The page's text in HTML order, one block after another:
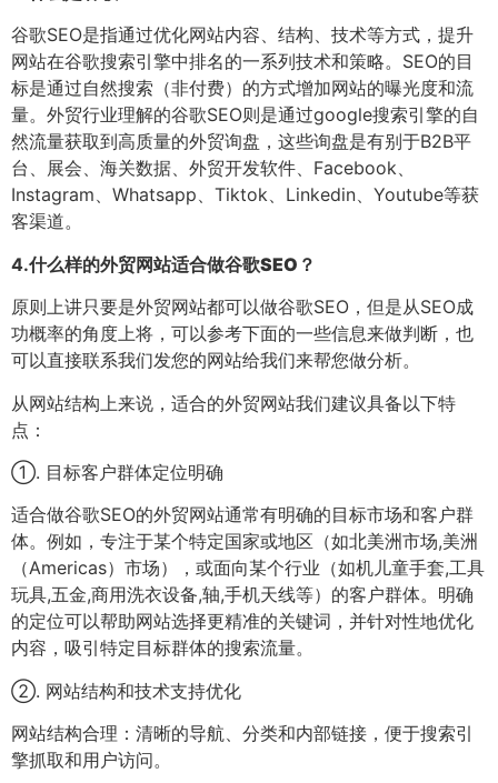
谷歌SEO是指通过优化网站内容、结构、技术等方式，提升
网站在谷歌搜索引擎中排名的一系列技术和策略。SEO的目
标是通过自然搜索（非付费）的方式增加网站的曝光度和流
量。外贸行业理解的谷歌SEO则是通过google搜索引擎的自
然流量获取到高质量的外贸询盘，这些询盘是有别于B2B平
台、展会、海关数据、外贸开发软件、Facebook、
Instagram、Whatsapp、Tiktok、Linkedin、Youtube等获
客渠道。
4.什么样的外贸网站适合做谷歌SEO？
原则上讲只要是外贸网站都可以做谷歌SEO，但是从SEO成
功概率的角度上将，可以参考下面的一些信息来做判断，也
可以直接联系我们发您的网站给我们来帮您做分析。
从网站结构上来说，适合的外贸网站我们建议具备以下特
点：
①. 目标客户群体定位明确
适合做谷歌SEO的外贸网站通常有明确的目标市场和客户群
体。例如，专注于某个特定国家或地区（如北美洲市场,美洲
（Americas）市场），或面向某个行业（如机儿童手套,工具
玩具,五金,商用洗衣设备,轴,手机天线等）的客户群体。明确
的定位可以帮助网站选择更精准的关键词，并针对性地优化
内容，吸引特定目标群体的搜索流量。
②. 网站结构和技术支持优化
网站结构合理：清晰的导航、分类和内部链接，便于搜索引
擎抓取和用户访问。